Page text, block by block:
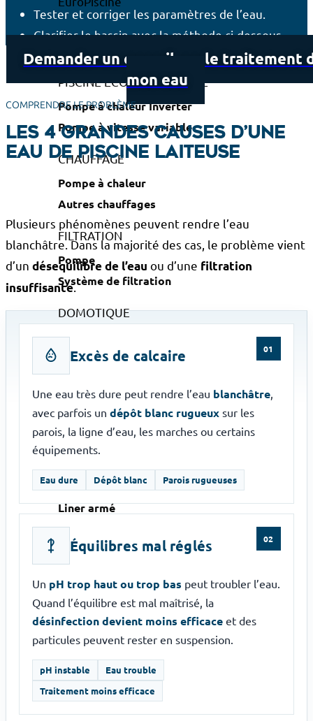
Équipements
PISCINE ECORESPONSABLE
Pompe à chaleur Inverter
Pompe à vitesse variable
CHAUFFAGE
Pompe à chaleur
Autres chauffages
FILTRATION
Pompe
Système de filtration
DOMOTIQUE
NETTOYAGE
Aspirateur
Robot
Balai
Liner
Liner armé
Carrelage
Douche
Vélo de piscine
Bâche à bulles
Bâche d'hivernage
Tester et corriger les paramètres de l’eau.
Clarifier le bassin avec la méthode ci-dessous.
Demander un conseil sur le traitement
mon eau
COMPRENDRE LE PROBLÈME
Les 4 grandes causes d’une
eau de piscine laiteuse
Plusieurs phénomènes peuvent rendre l’eau
blanchâtre. Dans la majorité des cas, le problème vient
d’un désequilibre de l’eau ou d’une filtration
insuffisante.
Excès de calcaire 01
Une eau très dure peut rendre l’eau blanchâtre
avec parfois un dépôt blanc rugueux sur les
parois, la ligne d’eau, les marches ou certains
équipements.
Eau dure Dépôt blanc Parois rugueuses
Équilibres mal réglés 02
Un pH trop haut ou trop bas peut troubler l’eau.
Quand l’équilibre est mal maîtrisé, la
désinfection devient moins efficace et des
particules peuvent rester en suspension.
pH instable
Eau trouble
Traitement moins efficace